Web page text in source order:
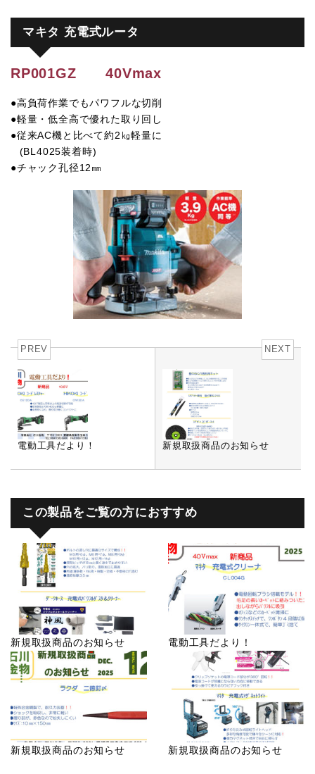
マキタ 充電式ルータ
RP001GZ40Vmax
●高負荷作業でもパワフルな切削
●軽量・低全高で優れた取り回し
●従来AC機と比べて約2㎏軽量に
(BL4025装着時)
●チャック孔径12㎜
PREV
電動工具だより！
NEXT
新規取扱商品のお知らせ
この製品をご覧の方におすすめ
新規取扱商品のお知らせ 電動工具だより！
新規取扱商品のお知らせ 新規取扱商品のお知らせ